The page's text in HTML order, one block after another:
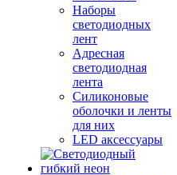
Наборы
светодиодных
лент
Адресная
светодиодная
лента
Силиконовые
оболочки и ленты
для них
LED аксессуары